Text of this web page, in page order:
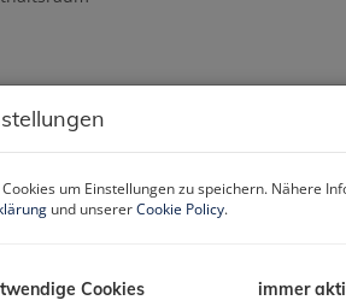
um Einstellungen zu speichern. Nähere
und unsererCookie Policy.
Cookies immer